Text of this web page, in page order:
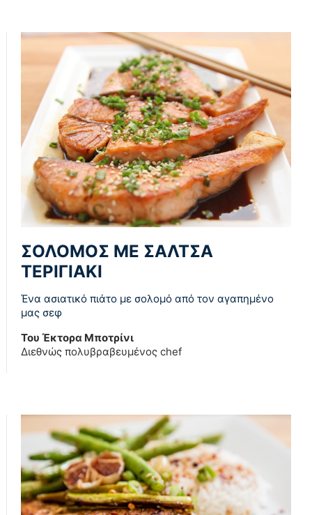
ΣΟΛΟΜΟΣ ΜΕ ΣΑΛΤΣΑ
ΤΕΡΙΓΙΑΚΙ
Ένα ασιατικό πιάτο με σολομό από τον αγαπημένο
μας σεφ
Του Έκτορα Μποτρίνι
Διεθνώς πολυβραβευμένος chef